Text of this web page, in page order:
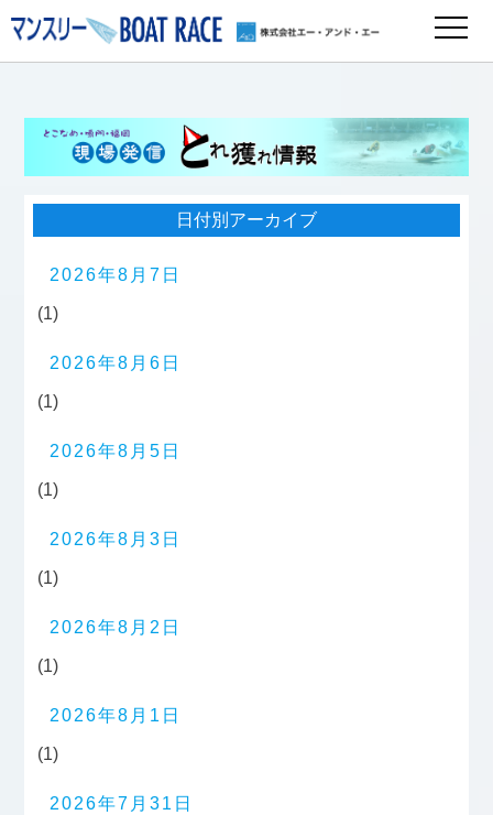
日付別アーカイブ
2026年8月7日
(1)
2026年8月6日
(1)
2026年8月5日
(1)
2026年8月3日
(1)
2026年8月2日
(1)
2026年8月1日
(1)
2026年7月31日